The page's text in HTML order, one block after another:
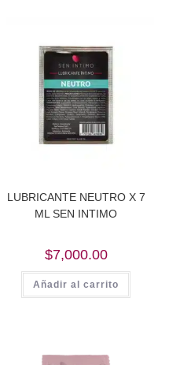
LUBRICANTE NEUTRO X 7
ML SEN INTIMO
$7,000.00
Añadir al carrito